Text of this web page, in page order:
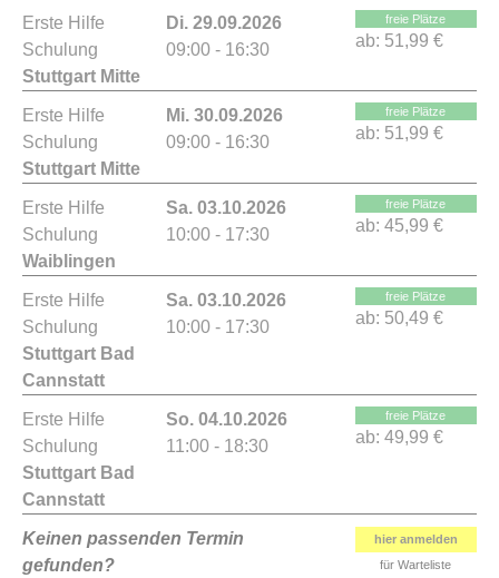
Erste Hilfe
Schulung
Stuttgart Mitte
Di. 29.09.2026
09:00 - 16:30
freie Plätze
ab: 51,99 €
Erste Hilfe
Schulung
Stuttgart Mitte
Mi. 30.09.2026
09:00 - 16:30
freie Plätze
ab: 51,99 €
Erste Hilfe
Schulung
Waiblingen
Sa. 03.10.2026
10:00 - 17:30
freie Plätze
ab: 45,99 €
Erste Hilfe
Schulung
Stuttgart Bad
Cannstatt
Sa. 03.10.2026
10:00 - 17:30
freie Plätze
ab: 50,49 €
Erste Hilfe
Schulung
Stuttgart Bad
Cannstatt
So. 04.10.2026
11:00 - 18:30
freie Plätze
ab: 49,99 €
Keinen passenden Termin
gefunden?
hier anmelden
für Warteliste